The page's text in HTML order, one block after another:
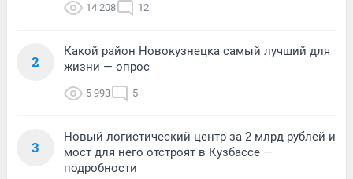
14 208 12
2
Какой район Новокузнецка самый лучший для
жизни — опрос
5 993 5
3
Новый логистический центр за 2 млрд рублей и
мост для него отстроят в Кузбассе —
подробности